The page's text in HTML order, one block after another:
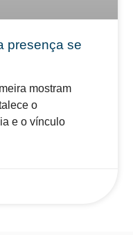
presença se
mostram
o
e o vínculo